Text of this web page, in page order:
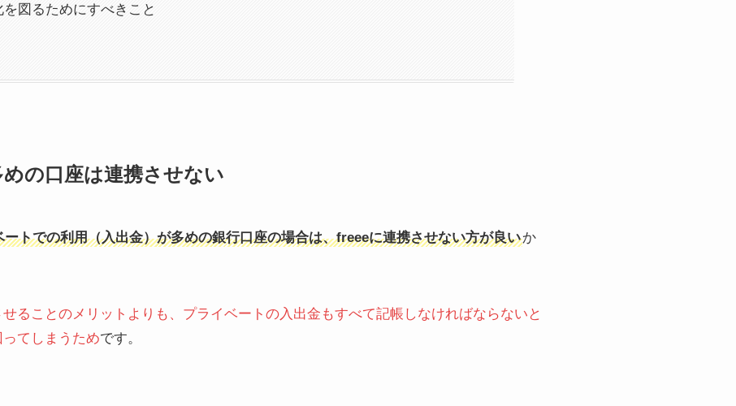
図るためにすべきこと
の口座は連携させない
ートでの利用（入出金）が多めの銀行口座の場合は、freeeに連携させない方が良いか
ることのメリットよりも、プライベートの入出金もすべて記帳しなければならないと
てしまうためです。